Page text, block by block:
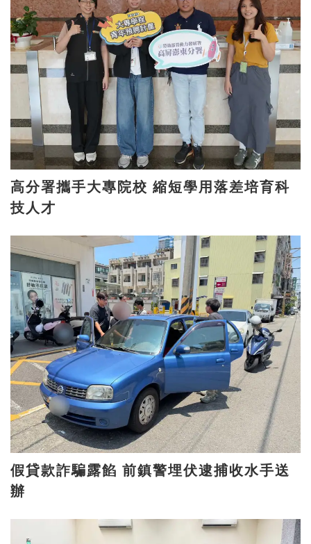
高分署攜手大專院校 縮短學用落差培育科
技人才
假貸款詐騙露餡 前鎮警埋伏逮捕收水手送
辦